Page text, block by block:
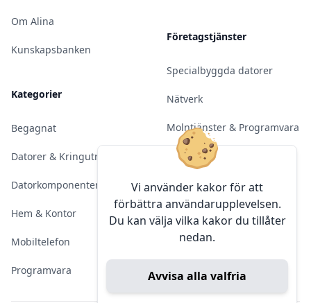
Vi använder kakor för att
förbättra användarupplevelsen.
Du kan välja vilka kakor du tillåter
nedan.
Avvisa alla valfria
Om Alina
Kunskapsbanken
Kategorier
Begagnat
Datorer & Kringutrustning
Datorkomponenter
Hem & Kontor
Mobiltelefon
Programvara
Företagstjänster
Specialbyggda datorer
Nätverk
Molntjänster & Programvara
Server & Backup
Kameraövervakning
Konferens & Public Display
Sälja elektronik